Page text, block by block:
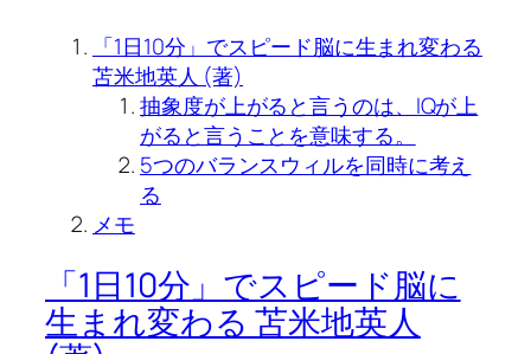
「1日10分」でスピード脳に生まれ変わる
苫米地英人 (著)
抽象度が上がると言うのは、IQが上
がると言うことを意味する。
5つのバランスウィルを同時に考え
る
メモ
「1日10分」でスピード脳に
生まれ変わる 苫米地英人